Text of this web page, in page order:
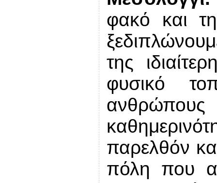
φακό και
της
φυσικό
παρελθόν
πόλη που